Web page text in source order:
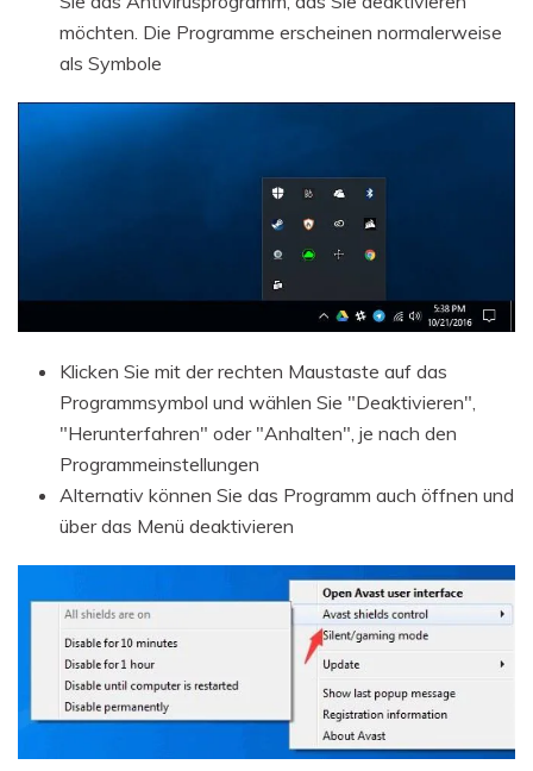
möchten. Die Programme erscheinen normalerweise
als Symbole
Klicken Sie mit der rechten Maustaste auf das
Programmsymbol und wählen Sie "Deaktivieren",
"Herunterfahren" oder "Anhalten", je nach den
Programmeinstellungen
Alternativ können Sie das Programm auch öffnen und
über das Menü deaktivieren